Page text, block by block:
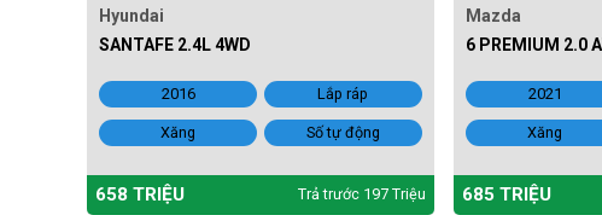
Hyundai
SANTAFE 2.4L 4WD
2016 Lắp ráp
Xăng Số tự động
658 TRIỆU Trả trước 197 Triệu
Mazda
6 PREMIUM 2.0
2021
Xăng
685 TRIỆU